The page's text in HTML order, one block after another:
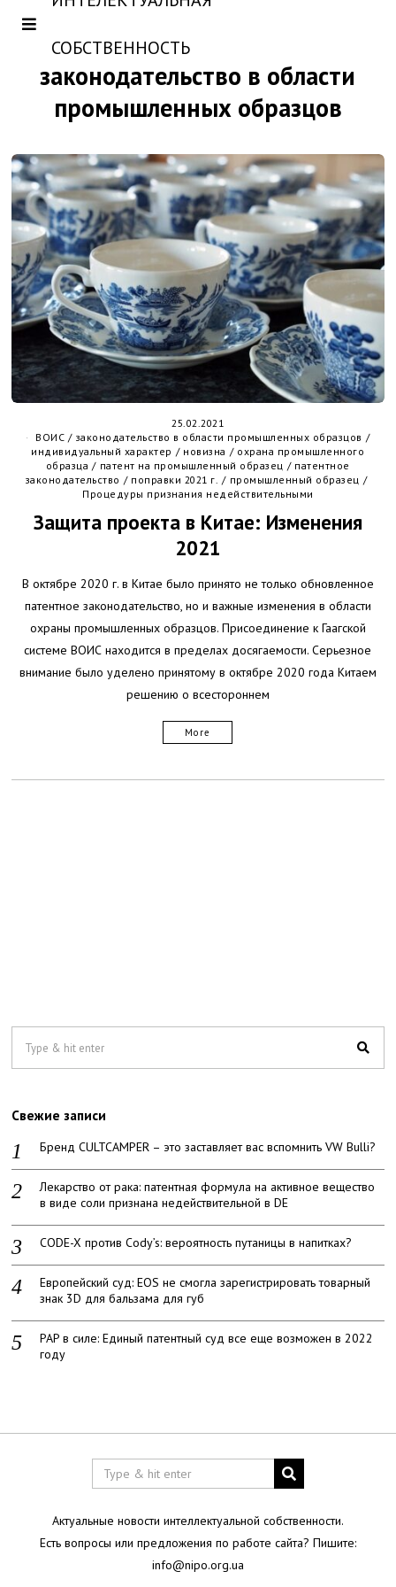
СОБСТВЕННОСТЬ
законодательство в области
промышленных образцов
25.02.2021
ВОИС / законодательство в области промышленных образцов /
индивидуальный характер / новизна / охрана промышленного
образца / патент на промышленный образец / патентное
законодательство / поправки 2021 г. / промышленный образец /
Процедуры признания недействительными
Защита проекта в Китае: Изменения
2021
В октябре 2020 г. в Китае было принято не только обновленное
патентное законодательство, но и важные изменения в области
охраны промышленных образцов. Присоединение к Гаагской
системе ВОИС находится в пределах досягаемости. Серьезное
внимание было уделено принятому в октябре 2020 года Китаем
решению о всестороннем
More
Свежие записи
Бренд CULTCAMPER – это заставляет вас вспомнить VW Bulli?
Лекарство от рака: патентная формула на активное вещество
в виде соли признана недействительной в DE
CODE-X против Cody’s: вероятность путаницы в напитках?
Европейский суд: EOS не смогла зарегистрировать товарный
знак 3D для бальзама для губ
PAP в силе: Единый патентный суд все еще возможен в 2022
году
Актуальные новости интеллектуальной собственности.
Есть вопросы или предложения по работе сайта? Пишите:
info@nipo.org.ua